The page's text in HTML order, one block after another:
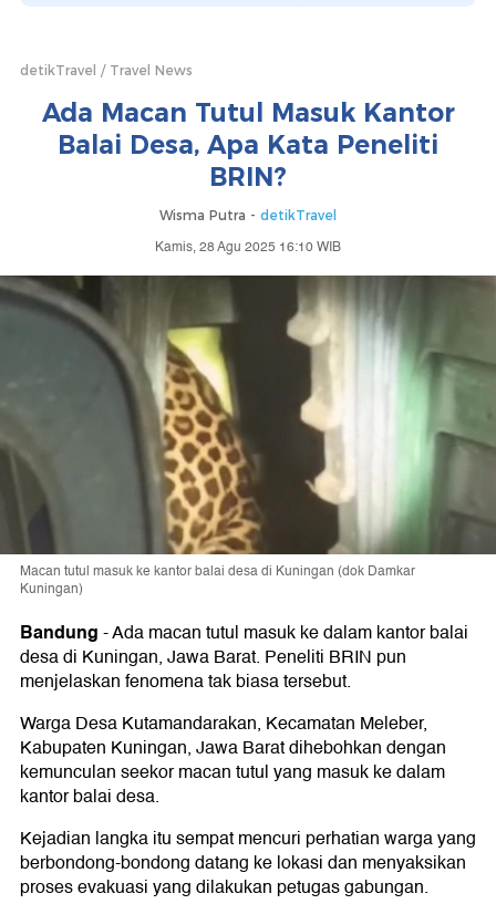
detikTravel Travel News
Ada Macan Tutul Masuk Kantor
Balai Desa, Apa Kata Peneliti
BRIN?
Wisma Putra - detikTravel
Kamis, 28 Agu 2025 16:10 WIB
Macan tutul masuk ke kantor balai desa di Kuningan (dok Damkar
Kuningan)
Bandung-Ada macan tutul masuk ke dalam kantor balai
desa di Kuningan, Jawa Barat. Peneliti BRIN pun
menjelaskan fenomena tak biasa tersebut.
Warga Desa Kutamandarakan, Kecamatan Meleber,
Kabupaten Kuningan, Jawa Barat dihebohkan dengan
kemunculan seekor macan tutul yang masuk ke dalam
kantor balai desa.
Kejadian langka itu sempat mencuri perhatian warga yang
berbondong-bondong datang ke lokasi dan menyaksikan
proses evakuasi yang dilakukan petugas gabungan.